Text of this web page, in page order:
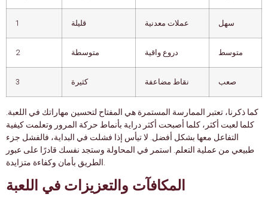
1 قليلة عملات معدنية سهل
2 متوسطة دروع واقية متوسط
3 كثيرة نقاط مضاعفة صعب
كما ذكرنا، تعتبر الممارسة المستمرة هي المفتاح لتحسين مهاراتك في اللعبة.
كلما لعبت أكثر، كلما أصبحت أكثر دراية بأنماط حركة المرور وتعلمت كيفية
التفاعل معها بشكل أفضل. لا تيأس إذا فشلت في البداية، فالفشل جزء
طبيعي من عملية التعلم. استمر في المحاولة وستجد نفسك قادرًا على عبور
الطريق بأمان وكفاءة متزايدة.
المكافآت والتعزيزات في اللعبة